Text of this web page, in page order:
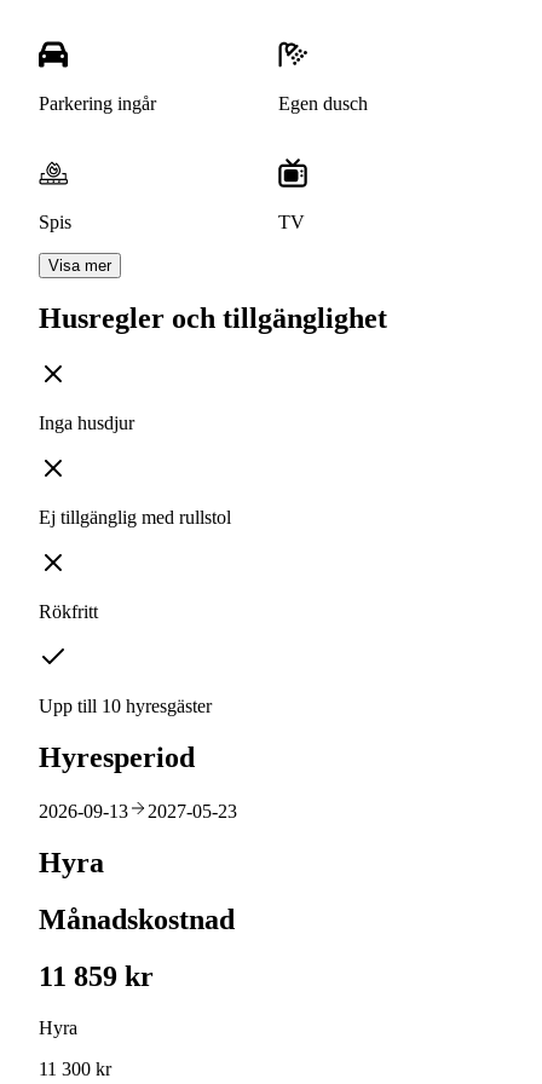
Parkering ingår Egen dusch
Spis TV
Visa mer
Husregler och tillgänglighet
Inga husdjur
Ej tillgänglig med rullstol
Rökfritt
Upp till 10 hyresgäster
Hyresperiod
2026-09-13 2027-05-23
Hyra
Månadskostnad
11 859 kr
Hyra
11 300 kr